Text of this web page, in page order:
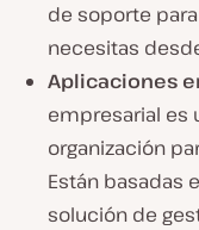
de soporte
necesitas
Aplicaciones
empresarial es
organización
Están basadas
solución de